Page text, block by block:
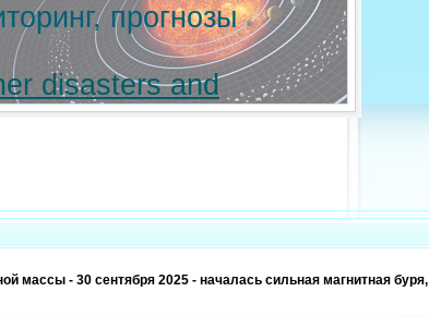
прогнозы
disasters and
массы - 30 сентября 2025 - началась сильная магнитная буря,